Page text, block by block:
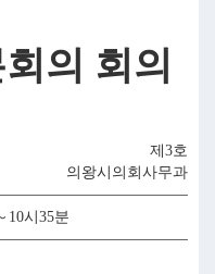
의 회의
제3호
의왕시의회사무과
10시35분